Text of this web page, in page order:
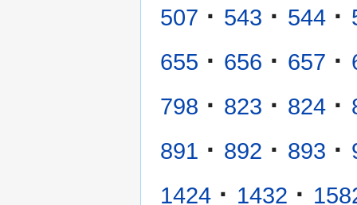
507 · 543 · 544 ·
655 · 656 · 657 ·
798 · 823 · 824 ·
891 · 892 · 893 ·
1424 · 1432 ·